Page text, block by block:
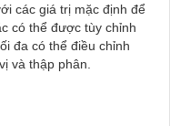
các giá trị mặc định để
có thể được tùy chỉnh
đa có thể điều chỉnh
và thập phân.